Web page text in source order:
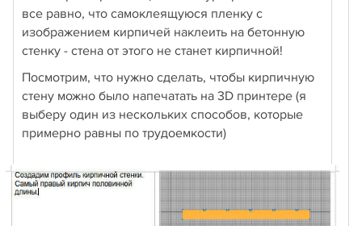
все равно, что самоклеящуюся пленку с
изображением кирпичей наклеить на бетонную
стенку - стена от этого не станет кирпичной!
Посмотрим, что нужно сделать, чтобы кирпичную
стену можно было напечатать на 3D принтере (я
выберу один из нескольких способов, которые
примерно равны по трудоемкости)